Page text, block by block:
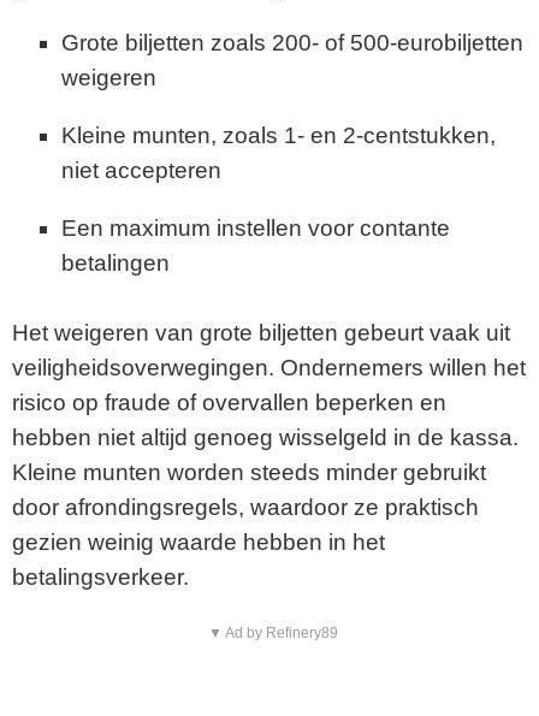
Grote biljetten zoals 200- of 500-eurobiljetten
weigeren
Kleine munten, zoals 1- en 2-centstukken,
niet accepteren
Een maximum instellen voor contante
betalingen
Het weigeren van grote biljetten gebeurt vaak uit
veiligheidsoverwegingen. Ondernemers willen het
risico op fraude of overvallen beperken en
hebben niet altijd genoeg wisselgeld in de kassa.
Kleine munten worden steeds minder gebruikt
door afrondingsregels, waardoor ze praktisch
gezien weinig waarde hebben in het
betalingsverkeer.
▼ Ad by Refinery89